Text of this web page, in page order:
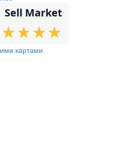
Sell Market
★
★★
★★
★★
★